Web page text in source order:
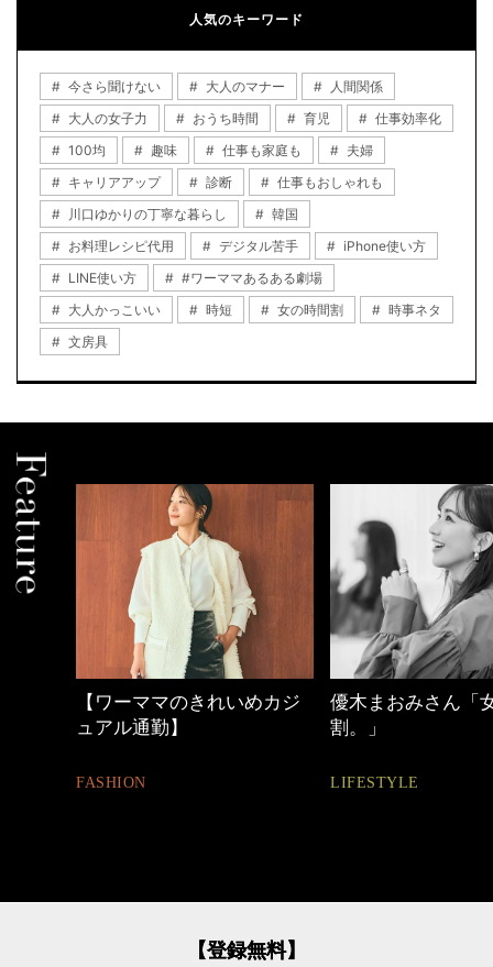
人気のキーワード
今さら聞けない 大人のマナー
人間関係
大人の女子力
おうち時間 育児
仕事効率化
100均
趣味 仕事も家庭も
夫婦
キャリアアップ
診断
仕事もおしゃれも
川口ゆかりの丁寧な暮らし
韓国
お料理レシピ代用
デジタル苦手
iPhone使い方
LINE使い方
#ワーママあるある劇場
大人かっこいい
時短 女の時間割
時事ネタ
文房具
優木まおみさん「女の時間
割。」
LIFESTYLE
心地よくいられる
とは
FASHION
【登録無料】